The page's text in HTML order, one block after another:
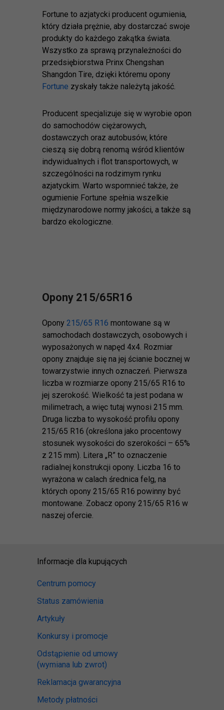
Fortune to azjatycki producent ogumienia,
który działa prężnie, aby dostarczać swoje
produkty do każdego zakątka świata.
Wszystko za sprawą przynależności do
przedsiębiorstwa Prinx Chengshan
Shangdon Tire, dzięki któremu opony
Fortune zyskały także należytą jakość.
Producent specjalizuje się w wyrobie opon
do samochodów ciężarowych,
dostawczych oraz autobusów, które
cieszą się dobrą renomą wśród klientów
indywidualnych i flot transportowych, w
szczególności na rodzimym rynku
azjatyckim. Warto wspomnieć także, że
ogumienie Fortune spełnia wszelkie
międzynarodowe normy jakości, a także są
bardzo ekologiczne.
Opony 215/65R16
Opony 215/65 R16 montowane są w
samochodach dostawczych, osobowych i
wyposażonych w napęd 4x4. Rozmiar
opony znajduje się na jej ścianie bocznej w
towarzystwie innych oznaczeń. Pierwsza
liczba w rozmiarze opony 215/65 R16 to
jej szerokość. Wielkość ta jest podana w
milimetrach, a więc tutaj wynosi 215 mm.
Druga liczba to wysokość profilu opony
215/65 R16 (określona jako procentowy
stosunek wysokości do szerokości – 65%
z 215 mm). Litera „R” to oznaczenie
radialnej konstrukcji opony. Liczba 16 to
wyrażona w calach średnica felg, na
których opony 215/65 R16 powinny być
montowane. Zobacz opony 215/65 R16 w
naszej ofercie.
Informacje dla kupujących
Centrum pomocy
Status zamówienia
Artykuły
Konkursy i promocje
Odstąpienie od umowy
(wymiana lub zwrot)
Reklamacja gwarancyjna
Metody płatności